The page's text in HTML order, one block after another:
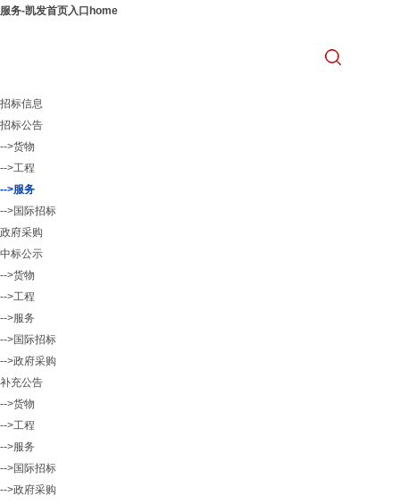
服务-凯发首页入口home
招标信息
招标公告
-->货物
-->工程
-->服务
-->国际招标
政府采购
中标公示
-->货物
-->工程
-->服务
-->国际招标
-->政府采购
补充公告
-->货物
-->工程
-->服务
-->国际招标
-->政府采购